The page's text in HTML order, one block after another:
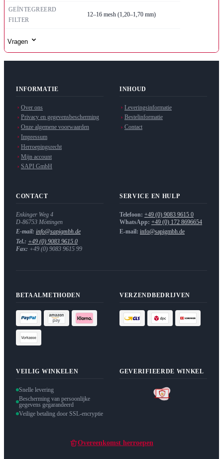
GEÏNTEGREERD
FILTER
12–16 mesh (1,20–1,70 mm)
Vragen
INFORMATIE
Over ons
Privacy en gegevensbescherming
Onze algemene voorwaarden
Impressum
Herroepingsrecht
Mijn account
SAPI GmbH
INHOUD
Leveringsinformatie
Bestelinformatie
Contact
CONTACT
Enkinger Weg 4
D-86753 Möttingen
E-mail: info@sapigmbh.de
Tel.: +49 (0) 9083 9615 0
Fax: +49 (0) 9083 9615 99
SERVICE EN HULP
Telefoon: +49 (0) 9083 9615 0
WhatsApp: +49 (0) 172 8696654
E-mail: info@sapigmbh.de
BETAALMETHODEN VERZENDBEDRIJVEN
VEILIG WINKELEN
Snelle levering
Bescherming van persoonlijke
gegevens gegarandeerd
Veilige betaling door SSL-encryptie
GEVERIFIEERDE WINKEL
Overeenkomst herroepen